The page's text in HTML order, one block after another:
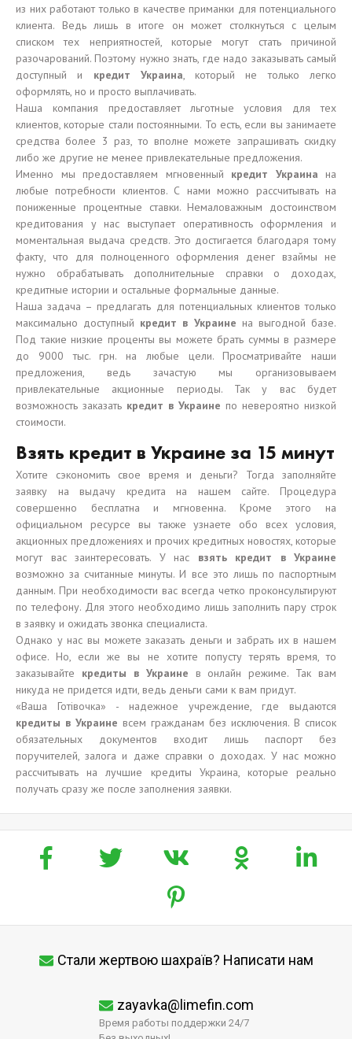
из них работают только в качестве приманки для потенциального
клиента. Ведь лишь в итоге он может столкнуться с целым
списком тех неприятностей, которые могут стать причиной
разочарований. Поэтому нужно знать, где надо заказывать самый
доступный и кредит Украина, который не только легко
оформлять, но и просто выплачивать.
Наша компания предоставляет льготные условия для тех
клиентов, которые стали постоянными. То есть, если вы занимаете
средства более 3 раз, то вполне можете запрашивать скидку
либо же другие не менее привлекательные предложения.
Именно мы предоставляем мгновенный кредит Украина на
любые потребности клиентов. С нами можно рассчитывать на
пониженные процентные ставки. Немаловажным достоинством
кредитования у нас выступает оперативность оформления и
моментальная выдача средств. Это достигается благодаря тому
факту, что для полноценного оформления денег взаймы не
нужно обрабатывать дополнительные справки о доходах,
кредитные истории и остальные формальные данные.
Наша задача – предлагать для потенциальных клиентов только
максимально доступный кредит в Украине на выгодной базе.
Под такие низкие проценты вы можете брать суммы в размере
до 9000 тыс. грн. на любые цели. Просматривайте наши
предложения, ведь зачастую мы организовываем
привлекательные акционные периоды. Так у вас будет
возможность заказать кредит в Украине по невероятно низкой
стоимости.
Взять кредит в Украине за 15 минут
Хотите сэкономить свое время и деньги? Тогда заполняйте
заявку на выдачу кредита на нашем сайте. Процедура
совершенно бесплатна и мгновенна. Кроме этого на
официальном ресурсе вы также узнаете обо всех условия,
акционных предложениях и прочих кредитных новостях, которые
могут вас заинтересовать. У нас взять
кредит в Украине
возможно за считанные минуты. И все это лишь по паспортным
данным. При необходимости вас всегда четко проконсультируют
по телефону. Для этого необходимо лишь заполнить пару строк
в заявку и ожидать звонка специалиста.
Однако у нас вы можете заказать деньги и забрать их в нашем
офисе. Но, если же вы не хотите попусту терять время, то
заказывайте кредиты в Украине в онлайн режиме. Так вам
никуда не придется идти, ведь деньги сами к вам придут.
«Ваша Готівочка» - надежное учреждение, где выдаются
кредиты в Украине всем гражданам без исключения. В список
обязательных документов входит лишь паспорт без
поручителей, залога и даже справки о доходах. У нас можно
рассчитывать на лучшие кредиты Украина, которые реально
получать сразу же после заполнения заявки.
Стали жертвою шахраїв? Написати нам
zayavka@limefin.com
Время работы поддержки 24/7